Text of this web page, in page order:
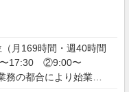
月169時間・週40時間
〜17:30 ②9:00〜
の都合により始業・